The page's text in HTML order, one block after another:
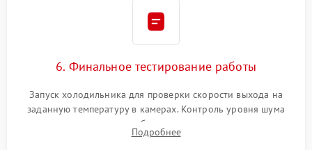
6. Финальное тестирование работы
Запуск холодильника для проверки скорости выхода на
заданную температуру в камерах. Контроль уровня шума
компрессора, отсутствия обмерзания стенок и корректного
срабатывания системы автоматической оттайки.
Подробнее